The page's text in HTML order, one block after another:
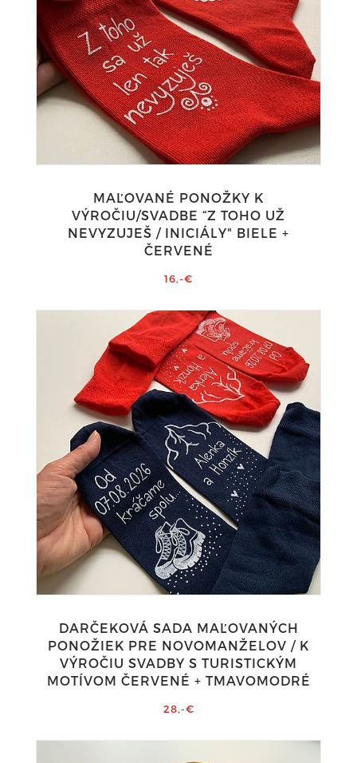
MAĽOVANÉ PONOŽKY K
VÝROČIU/SVADBE “Z TOHO UŽ
NEVYZUJEŠ / INICIÁLY" BIELE +
ČERVENÉ
16,-€
DARČEKOVÁ SADA MAĽOVANÝCH
PONOŽIEK PRE NOVOMANŽELOV / K
VÝROČIU SVADBY S TURISTICKÝM
MOTÍVOM ČERVENÉ + TMAVOMODRÉ
28,-€